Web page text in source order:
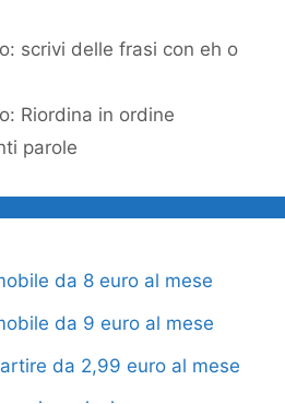
scrivi delle frasi con eh o
Riordina in ordine
parole
da 8 euro al mese
da 9 euro al mese
da 2,99 euro al mese